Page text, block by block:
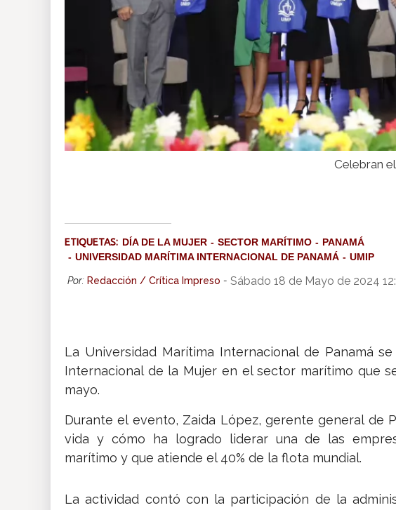
Celebran
ETIQUETAS: DÍA DE LA MUJER SECTOR MARÍTIMO
PANAMÁ
UNIVERSIDAD MARÍTIMA INTERNACIONAL DE PANAMÁ
UMIP
Por: Redacción / Crítica Impreso - Sábado 18 de Mayo de 2024
La Universidad Marítima Internacional de Panamá
Internacional de la Mujer en el sector marítimo que
mayo.
Durante el evento, Zaida López, gerente general de
vida y cómo ha logrado liderar una de las
marítimo y que atiende el 40% de la flota mundial.
La actividad contó con la participación de la